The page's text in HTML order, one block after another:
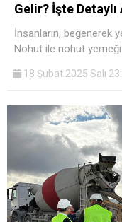
Gelir? İşte Detaylı
İnsanların, beğenerek
Nohut ile nohut
18 Şubat 2025 Salı